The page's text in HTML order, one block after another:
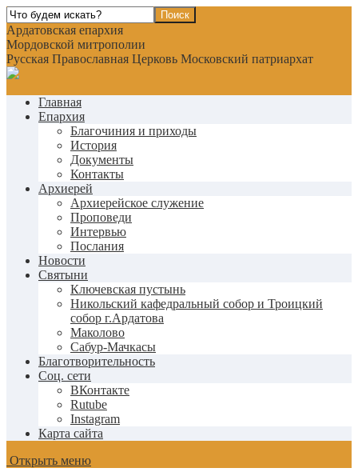
Ардатовская епархия
Мордовской митрополии
Русская Православная Церковь Московский патриархат
Главная
Епархия
Благочиния и приходы
История
Документы
Контакты
Архиерей
Архиерейское служение
Проповеди
Интервью
Послания
Новости
Святыни
Ключевская пустынь
Никольский кафедральный собор и Троицкий
собор г.Ардатова
Маколово
Сабур-Мачкасы
Благотворительность
Соц. сети
ВКонтакте
Rutube
Instagram
Карта сайта
Открыть меню